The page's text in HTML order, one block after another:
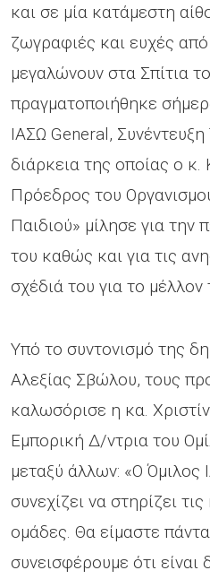
και σε μία κατάμεστη
ζωγραφιές και ευχές
μεγαλώνουν στα Σπίτια
πραγματοποιήθηκε
ΙΑΣΩ General,
διάρκεια της οποίας ο
Πρόεδρος του
Παιδιού» μίλησε για την
του καθώς και για τις
σχέδιά του για το
Υπό το συντονισμό της
Αλεξίας Σβώλου, τους
καλωσόρισε η κα.
Εμπορική Δ/ντρια του
μεταξύ άλλων: «Ο Όμιλος
συνεχίζει να στηρίζει
ομάδες. Θα είμαστε
συνεισφέρουμε ότι είναι